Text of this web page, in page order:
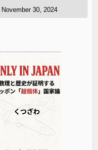
November 30, 2024